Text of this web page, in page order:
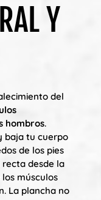
Y
del
hombros.
baja tu cuerpo
de los pies
desde la
músculos
La plancha no